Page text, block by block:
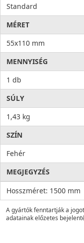
Standard
MÉRET
55x110 mm
MENNYISÉG
1 db
SÚLY
1,43 kg
SZÍN
Fehér
MEGJEGYZÉS
Hosszméret: 1500 mm
A gyártók fenntartják a
adatainak előzetes